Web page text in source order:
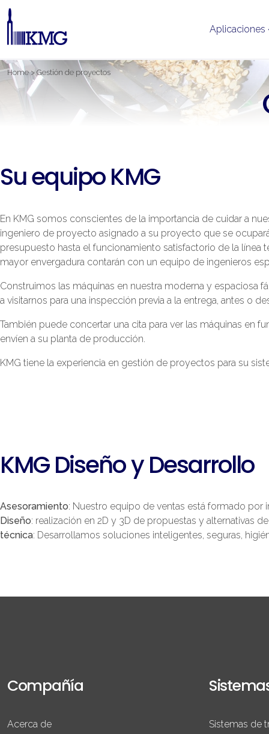
Ir
al
contenido
Aplicaciones
Home> Gestión de proyectos
Su equipo KMG
En KMG somos conscientes de la importancia de cuidar a
ingeniero de proyecto asignado a su proyecto que se
presupuesto hasta el funcionamiento satisfactorio de la línea
mayor envergadura contarán con un equipo de ingenieros
Construimos las máquinas en nuestra moderna y espaciosa
a visitarnos para una inspección previa a la entrega, antes o
También puede concertar una cita para ver las máquinas en
envíen a su planta de producción.
KMG tiene la experiencia en gestión de proyectos para su
KMG Diseño y Desarrollo
Asesoramiento: Nuestro equipo de ventas está formado por
Diseño: realización en 2D y 3D de propuestas y alternativas
técnica: Desarrollamos soluciones inteligentes, seguras,
Compañía
Acerca de
Sistemas de